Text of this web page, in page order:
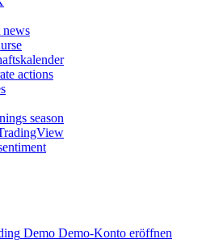
actions
season
Demo Demo-Konto eröffnen